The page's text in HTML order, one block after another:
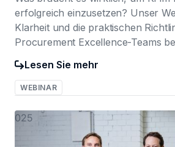
erfolgreich einzusetzen? Unser
Klarheit und die praktischen
Procurement Excellence-Teams
Lesen Sie mehr
WEBINAR
025